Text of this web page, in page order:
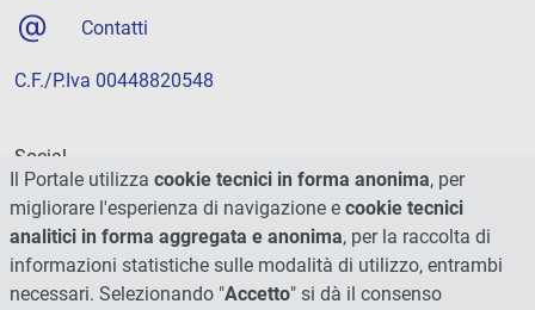
Contatti
C.F./P.Iva 00448820548
Social
Il Portale utilizza cookie tecnici in forma anonima, per
migliorare l'esperienza di navigazione e cookie tecnici
analitici in forma aggregata e anonima, per la raccolta di
informazioni statistiche sulle modalità di utilizzo, entrambi
necessari. Selezionando "Accetto" si dà il consenso